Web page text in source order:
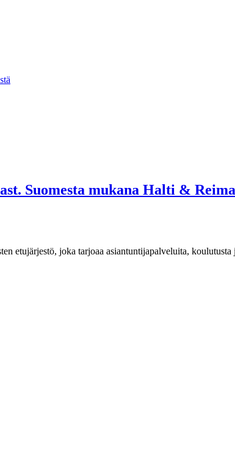
Suomesta mukana Halti & Reima
etujärjestö, joka tarjoaa asiantuntijapalveluita,